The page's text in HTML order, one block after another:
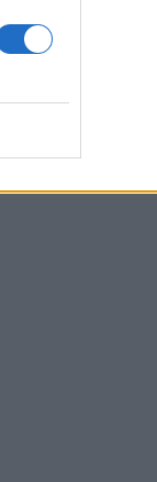
Arată
Arhiva sondajelor
-